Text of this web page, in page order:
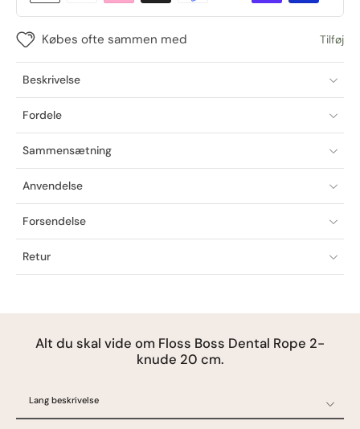
Købes ofte sammen med Tilføj
Beskrivelse
Fordele
Sammensætning
Anvendelse
Forsendelse
Retur
Alt du skal vide om Floss Boss Dental Rope 2-
knude 20 cm.
Lang beskrivelse